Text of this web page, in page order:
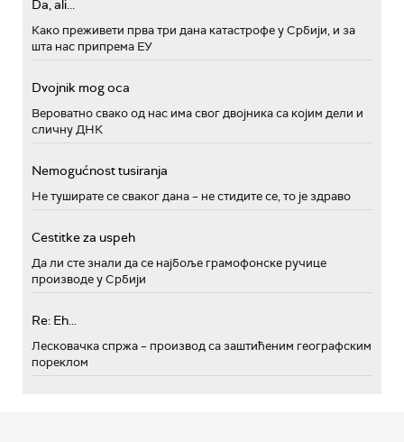
Da, ali...
Како преживети прва три дана катастрофе у Србији, и за
шта нас припрема ЕУ
Dvojnik mog oca
Вероватно свако од нас има свог двојника са којим дели и
сличну ДНК
Nemogućnost tusiranja
Не туширате се сваког дана – не стидите се, то је здраво
Cestitke za uspeh
Да ли сте знали да се најбоље грамофонске ручице
производе у Србији
Re: Eh...
Лесковачка спржа – производ са заштићеним географским
пореклом